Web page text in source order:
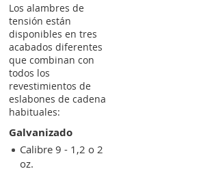
Los alambres de
tensión están
disponibles en tres
acabados diferentes
que combinan con
todos los
revestimientos de
eslabones de cadena
habituales:
Galvanizado
Calibre 9 - 1,2 o 2
oz.